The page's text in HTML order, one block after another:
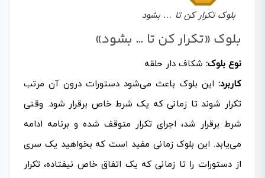
بلوک تکرار کن تا … بشود
بلوک «تکرار کن تا … بشود»
نوع بلوک: شکاف دار حلقه
کاربرد: این بلوک باعث می‌شود دستورات درون آن مرتب
تکرار شوند تا زمانی که یک شرط خاص برقرار شود. وقتی
شرط برقرار شد، اجرای تکرار متوقف شده و برنامه ادامه
می‌یابد. این بلوک زمانی مفید است که بخواهید یک سری
از دستورات را تا زمانی که یک اتفاق خاص نیفتاده، تکرار